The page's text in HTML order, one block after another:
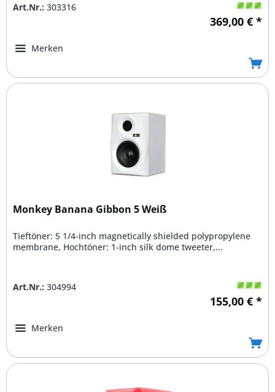
Art.Nr.: 303316
369,00 € *
Merken
Monkey Banana Gibbon 5 Weiß
Tieftöner: 5 1/4-inch magnetically shielded polypropylene
membrane, Hochtöner: 1-inch silk dome tweeter,...
Art.Nr.: 304994
155,00 € *
Merken